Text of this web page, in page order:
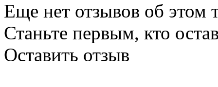
Еще нет отзывов об этом
Станьте первым, кто
Оставить отзыв